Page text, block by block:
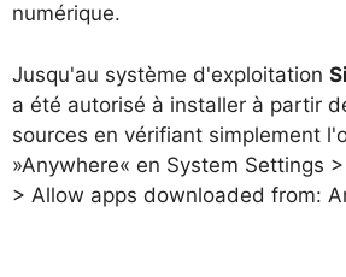
numérique.
Jusqu'au système d'exploitation
a été autorisé à installer à partir
sources en vérifiant simplement
»Anywhere« en System Settings
> Allow apps downloaded from: